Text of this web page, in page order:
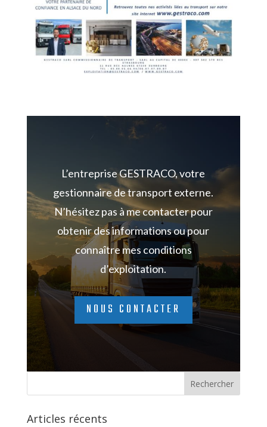
L’entreprise GESTRACO, votre
gestionnaire de transport externe.
N’hésitez pas à me contacter pour
obtenir des informations ou pour
connaître mes conditions
d’exploitation.
NOUS CONTACTER
Articles récents